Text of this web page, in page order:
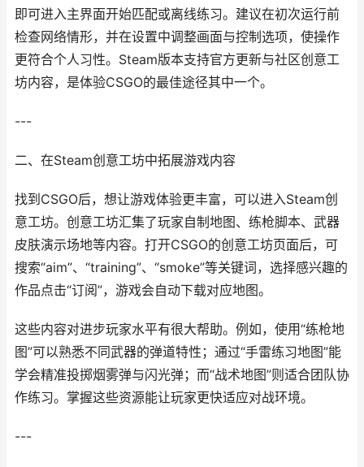
即可进入主界面开始匹配或离线练习。建议在初次运行前
检查网络情形，并在设置中调整画面与控制选项，使操作
更符合个人习性。Steam版本支持官方更新与社区创意工
坊内容，是体验CSGO的最佳途径其中一个。
---
二、在Steam创意工坊中拓展游戏内容
找到CSGO后，想让游戏体验更丰富，可以进入Steam创
意工坊。创意工坊汇集了玩家自制地图、练枪脚本、武器
皮肤演示场地等内容。打开CSGO的创意工坊页面后，可
搜索“aim”、“training”、“smoke”等关键词，选择感兴趣的
作品点击“订阅”，游戏会自动下载对应地图。
这些内容对进步玩家水平有很大帮助。例如，使用“练枪地
图”可以熟悉不同武器的弹道特性；通过“手雷练习地图”能
学会精准投掷烟雾弹与闪光弹；而“战术地图”则适合团队协
作练习。掌握这些资源能让玩家更快适应对战环境。
---